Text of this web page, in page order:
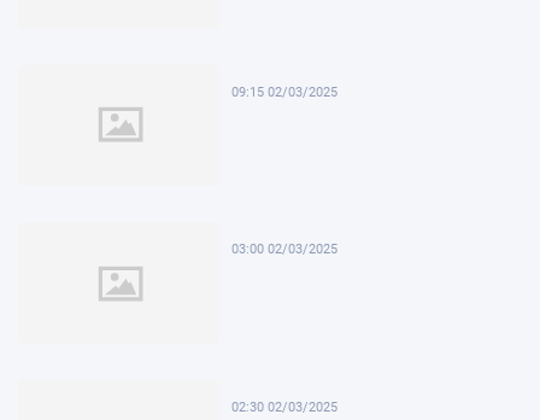
09:15 02/03/2025
03:00 02/03/2025
02:30 02/03/2025